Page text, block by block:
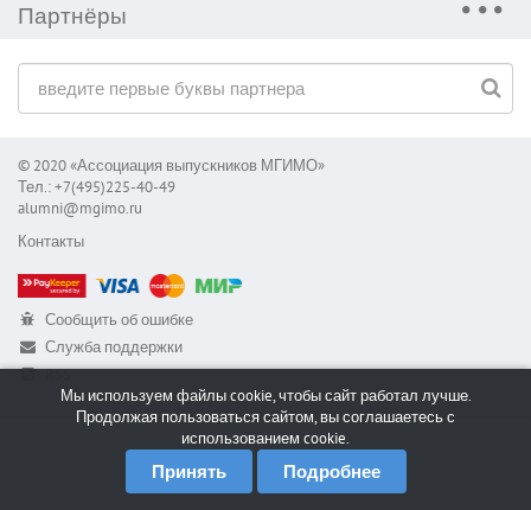
Партнёры
© 2020 «Ассоциация выпускников МГИМО»
Тел.: +7(495)225-40-49
alumni@mgimo.ru
Контакты
Сообщить об ошибке
Служба поддержки
RSS
Мы используем файлы cookie, чтобы сайт работал лучше.
Продолжая пользоваться сайтом, вы соглашаетесь с
использованием cookie.
Принять Подробнее